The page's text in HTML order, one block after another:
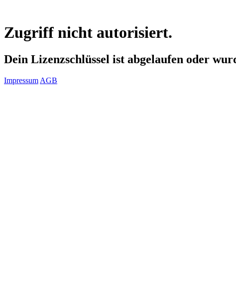
Zugriff nicht autorisiert.
Dein Lizenzschlüssel ist abgelaufen oder
Impressum AGB